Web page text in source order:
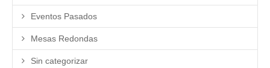
Eventos Pasados
Mesas Redondas
Sin categorizar